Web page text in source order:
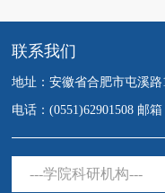
联系我们
地址：安徽省合肥市屯溪
电话：(0551)62901508 邮
---学院科研机构---